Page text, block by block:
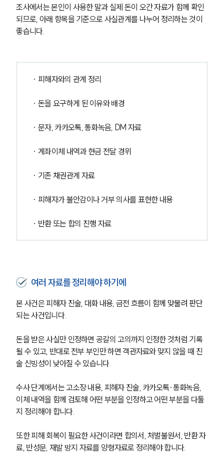
조사에서는 본인이 사용한 말과 실제 돈이 오간 자료가 함께 확인
되므로, 아래 항목을 기준으로 사실관계를 나누어 정리하는 것이
좋습니다.
· 피해자와의 관계 정리
· 돈을 요구하게 된 이유와 배경
· 문자, 카카오톡, 통화녹음, DM 자료
· 계좌이체 내역과 현금 전달 경위
· 기존 채권관계 자료
· 피해자가 불안감이나 거부 의사를 표현한 내용
· 반환 또는 합의 진행 자료
여러 자료를 정리해야 하기에
본 사건은 피해자 진술, 대화 내용, 금전 흐름이 함께 맞물려 판단
되는 사건입니다.
돈을 받은 사실만 인정하면 공갈의 고의까지 인정한 것처럼 기록
될 수 있고, 반대로 전부 부인만 하면 객관자료와 맞지 않을 때 진
술 신빙성이 낮아질 수 있습니다.
수사 단계에서는 고소장 내용, 피해자 진술, 카카오톡·통화녹음,
이체 내역을 함께 검토해 어떤 부분을 인정하고 어떤 부분을 다툴
지 정리해야 합니다.
또한 피해 회복이 필요한 사건이라면 합의서, 처벌불원서, 반환 자
료, 반성문, 재발 방지 자료를 양형자료로 정리해야 합니다.